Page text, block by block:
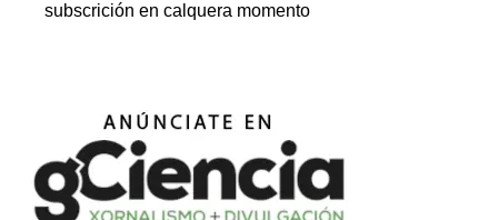
subscrición en calquera momento